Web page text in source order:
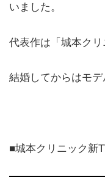
いました。
代表作は「城本クリ
結婚してからはモデ
■城本クリニック新